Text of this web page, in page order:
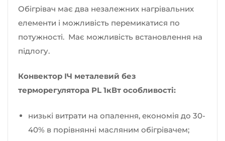
Обігрівач має два незалежних нагрівальних
елементи і можливість перемикатися по
потужності. Має можливість встановлення на
підлогу.
Конвектор ІЧ металевий без
терморегулятора PL 1кВт особливості:
низькі витрати на опалення, економія до 30-
40% в порівнянні масляним обігрівачем;